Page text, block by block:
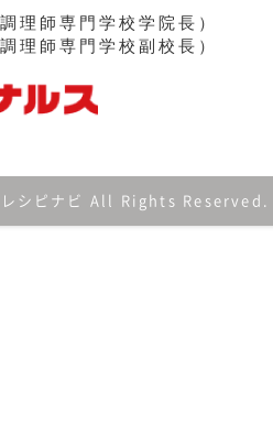
理師専門学校学院長）
理師専門学校副校長）
シピナビ All Rights Reserved.